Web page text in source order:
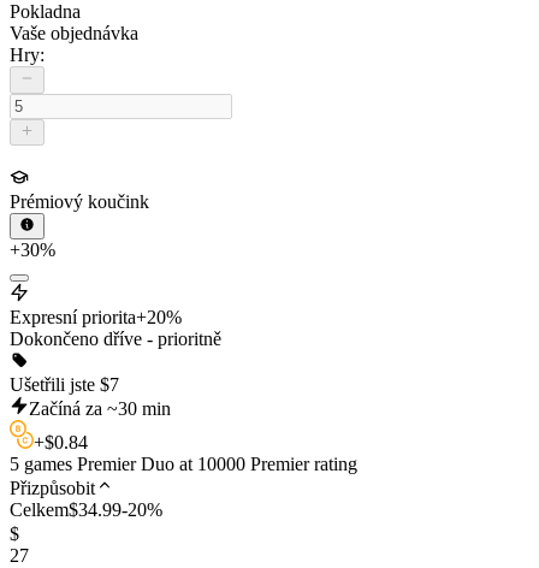
Pokladna
Vaše objednávka
Hry:
Prémiový koučink
+30%
Expresní priorita+20%
Dokončeno dříve - prioritně
Ušetřili jste $7
Začíná za ~30 min
+$0.84
5 games Premier Duo at 10000 Premier rating
Přizpůsobit
Celkem$34.99-20%
$
27